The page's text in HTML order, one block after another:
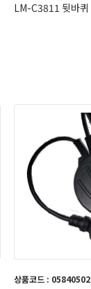
LM-C3811 뒷바퀴
상품코드 : 05840502